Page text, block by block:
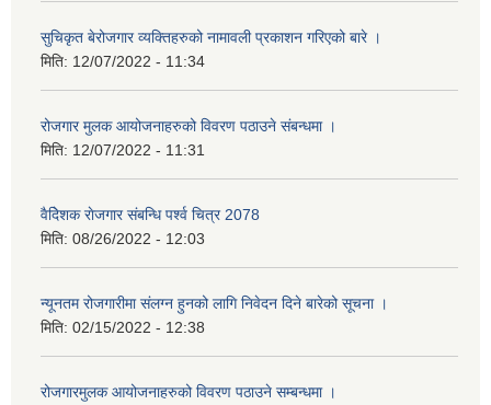
सुचिकृत बेरोजगार व्यक्तिहरुको नामावली प्रकाशन गरिएको बारे ।
मिति: 12/07/2022 - 11:34
रोजगार मुलक आयोजनाहरुको विवरण पठाउने संबन्धमा ।
मिति: 12/07/2022 - 11:31
वैदेिशक राेजगार संबन्धि पर्श्व चित्र 2078
मिति: 08/26/2022 - 12:03
न्यूनतम रोजगारीमा संलग्न हुनको लागि निवेदन दिने बारेको सूचना ।
मिति: 02/15/2022 - 12:38
रोजगारमुलक आयोजनाहरुको विवरण पठाउने सम्बन्धमा ।